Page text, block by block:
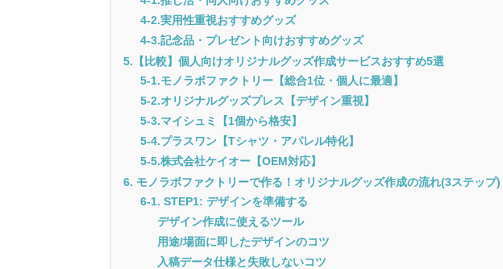
4-2.実用性重視おすすめグッズ
4-3.記念品・プレゼント向けおすすめグッズ
5.【比較】個人向けオリジナルグッズ作成サービスおすすめ5選
5-1.モノラボファクトリー【総合1位・個人に最適】
5-2.オリジナルグッズプレス【デザイン重視】
5-3.マイシュミ【1個から格安】
5-4.プラスワン【Tシャツ・アパレル特化】
5-5.株式会社ケイオー【OEM対応】
6. モノラボファクトリーで作る！オリジナルグッズ作成の流れ(3ステップ)
6-1. STEP1: デザインを準備する
デザイン作成に使えるツール
用途/場面に即したデザインのコツ
入稿データ仕様と失敗しないコツ